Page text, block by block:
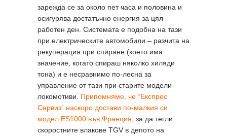
зарежда се за около пет часа и половина и
осигурява достатъчно енергия за цял
работен ден. Системата е подобна на тази
при електрическите автомобили – разчита на
рекуперация при спиране (което има
значение, когато спираш няколко хиляди
тона) и е несравнимо по-лесна за
управление от тази при старите модели
локомотиви. Припомняме, че “Експрес
Сервиз” наскоро достави по-малкия си
модел ES1000 във Франция , за да тегли
скоростните влакове TGV в депото на